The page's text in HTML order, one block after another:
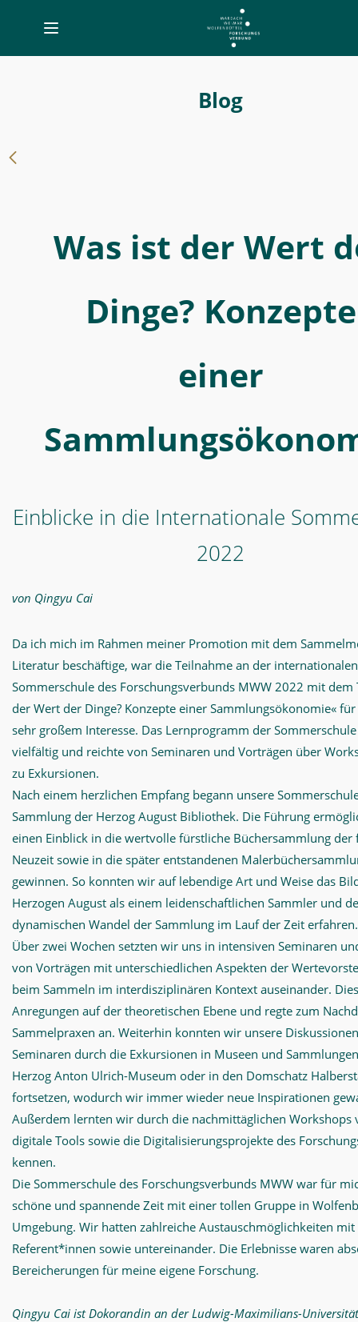
Toggle
navigation
Sommerschule
Was
Sammlungsökonomie
Forschung
Blog
Was ist der Wert
Dinge? Konzepte
einer
Einblicke in die Internationale
2022
von Qingyu Cai
Da ich mich im Rahmen meiner Promotion mit dem
Literatur beschäftige, war die Teilnahme an der internationalen
Sommerschule des Forschungsverbunds MWW 2022 mit dem
der Wert der Dinge? Konzepte einer Sammlungsökonomie«
sehr großem Interesse. Das Lernprogramm der
vielfältig und reichte von Seminaren und Vorträgen über
zu Exkursionen.
Nach einem herzlichen Empfang begann unsere
Sammlung der Herzog August Bibliothek. Die Führung
einen Einblick in die wertvolle fürstliche Büchersammlung der
Neuzeit sowie in die später entstandenen
gewinnen. So konnten wir auf lebendige Art und Weise das
Herzogen August als einem leidenschaftlichen Sammler und
dynamischen Wandel der Sammlung im Lauf der Zeit erfahren.
Über zwei Wochen setzten wir uns in intensiven Seminaren
von Vorträgen mit unterschiedlichen Aspekten der
beim Sammeln im interdisziplinären Kontext auseinander.
Anregungen auf der theoretischen Ebene und regte zum
Sammelpraxen an. Weiterhin konnten wir unsere
Seminaren durch die Exkursionen in Museen und
Herzog Anton Ulrich-Museum oder in den Domschatz
fortsetzen, wodurch wir immer wieder neue Inspirationen
Außerdem lernten wir durch die nachmittäglichen Workshops
digitale Tools sowie die Digitalisierungsprojekte des
kennen.
Die Sommerschule des Forschungsverbunds MWW war für
schöne und spannende Zeit mit einer tollen Gruppe in
Umgebung. Wir hatten zahlreiche Austauschmöglichkeiten mit
Referent*innen sowie untereinander. Die Erlebnisse waren
Bereicherungen für meine eigene Forschung.
Qingyu Cai ist Dokorandin an der Ludwig-Maximilians-